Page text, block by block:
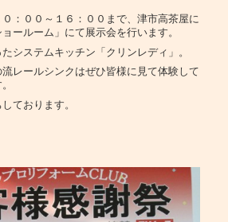
：００～１６：００まで、津市高茶屋に
ールーム」にて展示会を行います。
システムキッチン「クリンレディ」。
レールシンクはぜひ皆様に見て体験して
ております。